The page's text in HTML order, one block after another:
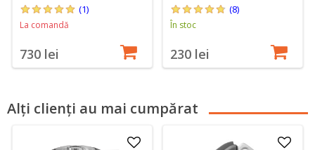
(1)
La comandă
730 lei
(8)
În stoc
230 lei
Alți clienți au mai cumpărat